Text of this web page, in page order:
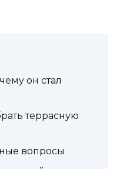
он стал
террасную
вопросы